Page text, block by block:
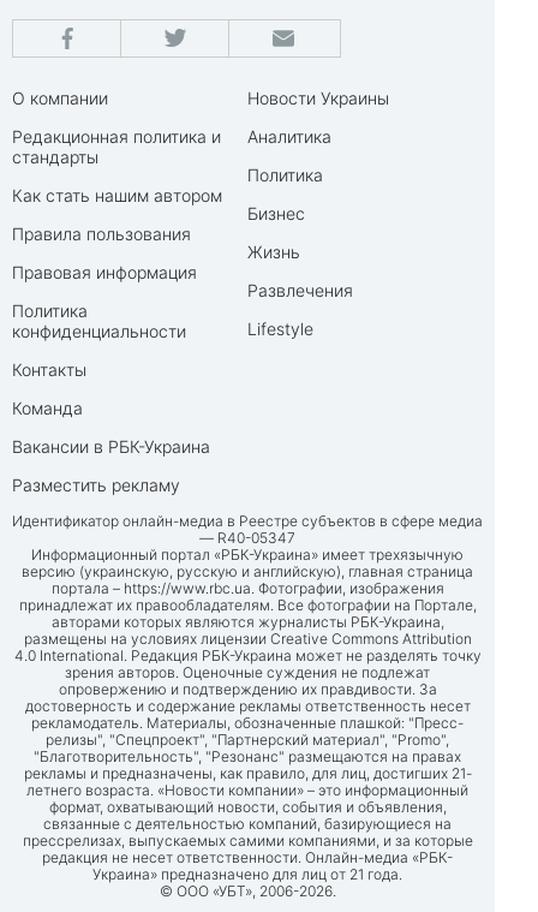
О компании
Редакционная политика и
стандарты
Как стать нашим автором
Правила пользования
Правовая информация
Политика
конфиденциальности
Контакты
Команда
Вакансии в РБК-Украина
Разместить рекламу
Новости Украины
Аналитика
Политика
Бизнес
Жизнь
Развлечения
Lifestyle
Идентификатор онлайн-медиа в Реестре субъектов в сфере медиа
— R40-05347
Информационный портал «РБК-Украина» имеет трехязычную
версию (украинскую, русскую и английскую), главная страница
портала – https://www.rbc.ua . Фотографии, изображения
принадлежат их правообладателям. Все фотографии на Портале,
авторами которых являются журналисты РБК-Украина,
размещены на условиях лицензии Creative Commons Attribution
4.0 International. Редакция РБК-Украина может не разделять точку
зрения авторов. Оценочные суждения не подлежат
опровержению и подтверждению их правдивости. За
достоверность и содержание рекламы ответственность несет
рекламодатель. Материалы, обозначенные плашкой: "Пресс-
релизы", "Спецпроект", "Партнерский материал", "Promo",
"Благотворительность", "Резонанс" размещаются на правах
рекламы и предназначены, как правило, для лиц, достигших 21-
летнего возраста. «Новости компании» – это информационный
формат, охватывающий новости, события и объявления,
связанные с деятельностью компаний, базирующиеся на
прессрелизах, выпускаемых самими компаниями, и за которые
редакция не несет ответственности. Онлайн-медиа «РБК-
Украина» предназначено для лиц от 21 года.
© ООО «УБТ», 2006-2026.